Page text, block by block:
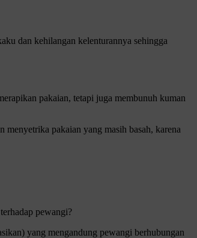
dan kehilangan kelenturannya sehingga
pakaian, tetapi juga membunuh kuman
menyetrika pakaian yang masih basah, karena
pewangi?
yang mengandung pewangi berhubungan